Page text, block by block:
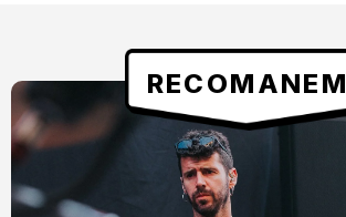
RECOMANEM